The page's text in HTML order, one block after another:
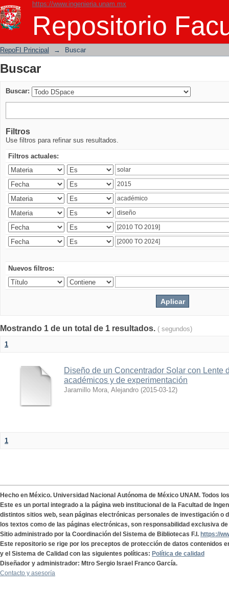
https://www.ingenieria.unam.mx
Repositorio
Buscar
RepoFI Principal → Buscar
Buscar
Buscar:
Filtros
Use filtros para refinar sus resultados.
Filtros actuales:
Nuevos filtros:
Mostrando 1 de un total de 1 resultados. ( segundos)
1
Diseño de un Concentrador Solar con Lente
académicos y de experimentación
Jaramillo Mora, Alejandro (2015-03-12)
1
Hecho en México. Universidad Nacional Autónoma de México UNAM. Todos
Este es un portal integrado a la página web institucional de la Facultad de
distintos sitios web, sean páginas electrónicas personales de investigación o
los textos como de las páginas electrónicas, son responsabilidad exclusiva
Sitio administrado por la Coordinación del Sistema de Bibliotecas F.I. https://
Este repositorio se rige por los preceptos de protección de datos contenidos
y el Sistema de Calidad con las siguientes políticas: Política de calidad
Diseñador y administrador: Mtro Sergio Israel Franco García.
Contacto y asesoría